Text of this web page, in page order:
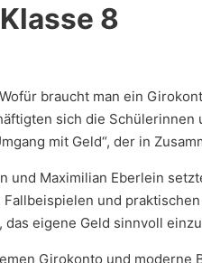
8
braucht man ein
sich die Schülerinnen
mit Geld“, der in
und Maximilian Eberlein
und
eigene Geld sinnvoll
Girokonto und